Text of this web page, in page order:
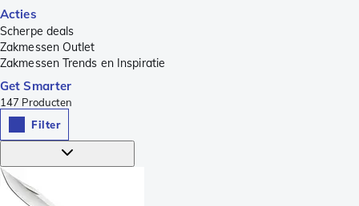
Acties
Scherpe deals
Zakmessen Outlet
Zakmessen Trends en Inspiratie
Get Smarter
147 Producten
Filter